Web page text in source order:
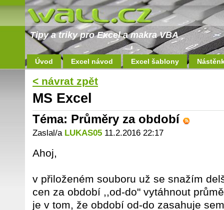
Tipy a triky pro Excel a makra VBA
Úvod Excel návod Excel šablony
< návrat zpět
MS Excel
Téma: Průměry za období
Zaslal/a LUKAS05 11.2.2016 22:17
Ahoj,
v přiloženém souboru už se snažím
cen za období ,,od-do" vytáhnout
je v tom, že období od-do zasahuje